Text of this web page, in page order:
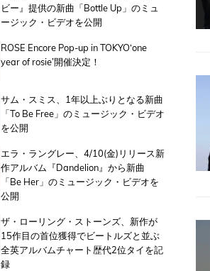
ビー』提供の新曲「Bottle Up」のミュ
ージック・ビデオを公開
ROSE Encore Pop-up in TOKYO‘one
year of rosie’開催決定！
サム・スミス、1年以上ぶりとなる新曲
「To Be Free」のミュージック・ビデオ
を公開
エラ・ラングレー、4/10(金)リリース新
作アルバム『Dandelion』から新曲
「Be Her」のミュージック・ビデオを
公開
ザ・ローリング・ストーンズ、新作が
15作目の首位獲得でビートルズと並ぶ
全英アルバムチャート歴代2位タイを記
録